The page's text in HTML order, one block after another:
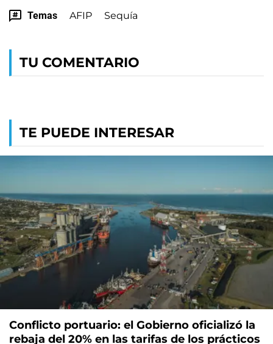
Temas AFIP Sequía
TU COMENTARIO
TE PUEDE INTERESAR
Conflicto portuario: el Gobierno oficializó la
rebaja del 20% en las tarifas de los prácticos